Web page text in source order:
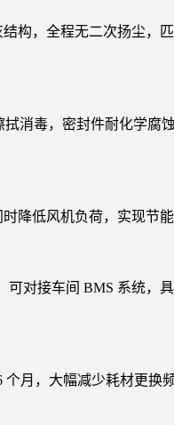
构，全程无二次扬尘，
消毒，密封件耐化学腐
降低风机负荷，实现节能
对接车间 BMS 系统，
月，大幅减少耗材更换